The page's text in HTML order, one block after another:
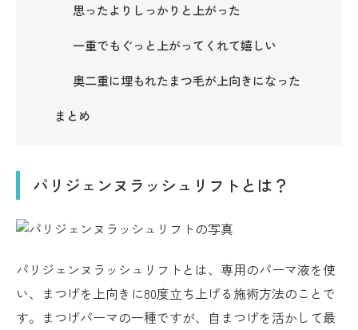
思ったよりしっかりと上がった
一重でもぐっと上がってくれて嬉しい
奥二重に埋もれたまつ毛が上向きになった
まとめ
パリジェンヌラッシュリフトとは？
パリジェンヌラッシュリフトとは、専用のパーマ液を使
い、まつげを上向きに80度立ち上げる施術方法のことで
す。まつげパーマの一種ですが、自まつげを活かして最